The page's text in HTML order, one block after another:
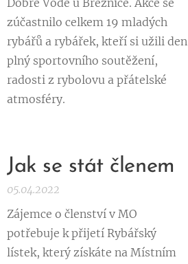
Dobré Vodě u Březnice. Akce se
zúčastnilo celkem 19 mladých
rybářů a rybářek, kteří si užili den
plný sportovního soutěžení,
radosti z rybolovu a přátelské
atmosféry.
Jak se stát členem
05.04.2022
Zájemce o členství v MO
potřebuje k přijetí Rybářský
lístek, který získáte na Místním